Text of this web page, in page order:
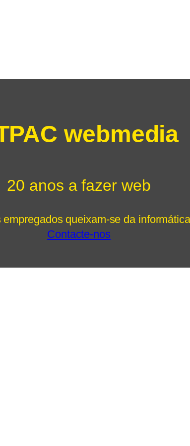
webmedia
20 anos a fazer web
empregados queixam-se da
Contacte-nos